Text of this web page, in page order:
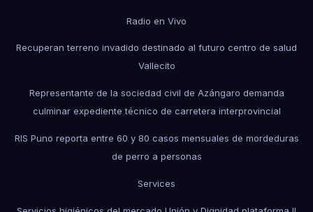
Radio en Vivo
Recuperan terreno invadido destinado al futuro centro de salud
Vallecito
Representante de la sociedad civil de Azángaro demanda
culminar expediente técnico de carretera interprovincial
RIS Puno reporta entre 60 y 80 casos mensuales de mordeduras
de perro a personas
Services